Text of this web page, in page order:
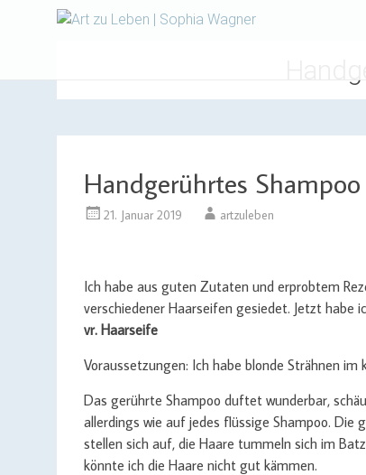
Art
Handgerührtes
21. Januar 2019 artzuleben
Ich habe aus guten Zutaten und erprobtem
verschiedener Haarseifen gesiedet. Jetzt
vr. Haarseife
Voraussetzungen: Ich habe blonde Strähnen
Das gerührte Shampoo duftet wunderbar,
allerdings wie auf jedes flüssige Shampoo. Die
stellen sich auf, die Haare tummeln sich im
könnte ich die Haare nicht gut kämmen.